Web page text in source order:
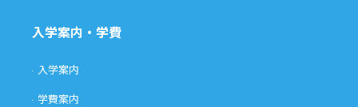
入学案内・学費
入学案内
学費案内